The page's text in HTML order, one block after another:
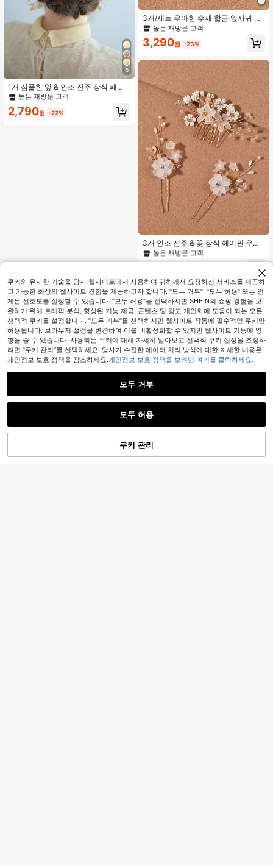
5
1개 심플한 잎 & 인조 진주 장식 패셔
너블한 우아한 일상용 더블 헤어 빗 보
축제,파티
높은 재방문 고객
2,790원 -22%
3개/세트 우아한 수제 합금 잎사귀 &
진주 웨딩 발렌타인데이 액세서리용
높은 재방문 고객
3,290원 -23%
3개 인조 진주 & 꽃 장식 헤어핀 우아
한 헤어 액세서리 신부 머리 장식 발렌
타인 데이 액세서리, 웨딩 헤어 액세서
#2 TOP 3위
기하학 웨딩 액세서리
높은 재방문 고객
#2 TOP 3위 기하학 웨딩 액세서리
높은 재방문 고객
#2 TOP 3위 기하학 웨딩 액세서리
높은 재방문 고객
#2 TOP 3위 기하학 웨딩 액세서리
23% 할인! 장바구니 담기
쿠키와 유사한 기술을 당사 웹사이트에서 사용하여 귀하께서 요청하신 서비스를 제공하
고 가능한 최상의 웹사이트 경험을 제공하고자 합니다. "모두 거부", "모두 허용" 또는 언
제든 선호도를 설정할 수 있습니다. "모두 허용"을 선택하시면 SHEIN의 쇼핑 경험을 보
완하기 위해 트래픽 분석, 향상된 기능 제공, 콘텐츠 및 광고 개인화에 도움이 되는 모든
선택적 쿠키를 설정합니다. "모두 거부"를 선택하시면 웹사이트 작동에 필수적인 쿠키만
허용됩니다. 브라우저 설정을 변경하여 이를 비활성화할 수 있지만 웹사이트 기능에 영
향을 줄 수 있습니다. 사용되는 쿠키에 대해 자세히 알아보고 선택적 쿠키 설정을 조정하
려면 "쿠키 관리"를 선택하세요. 당사가 수집한 데이터 처리 방식에 대한 자세한 내용은
개인정보 보호 정책을 참조하세요. 개인정보 보호 정책을 보려면 여기를 클릭하세요.
모두 거부
모두 허용
쿠키 관리